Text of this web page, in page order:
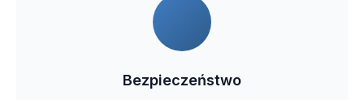
Bezpieczeństwo